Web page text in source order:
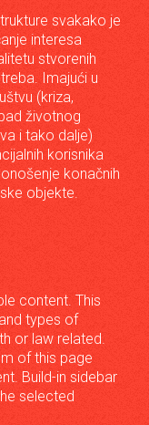
svakako je
interesa
stvorenih
Imajući u
(kriza,
životnog
i tako dalje)
korisnika
konačnih
objekte.
content. This
types of
or law related.
of this page
Build-in sidebar
selected